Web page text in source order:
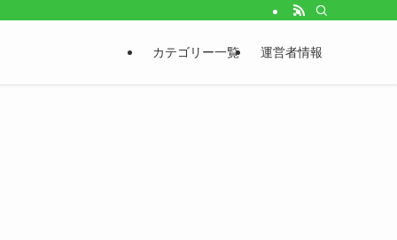
カテゴリー一覧 運営者情報